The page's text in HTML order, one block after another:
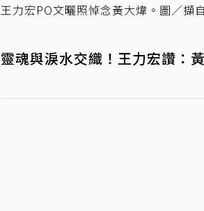
王力宏PO文曬照悼念黃大煒。圖／擷
靈魂與淚水交織！王力宏讚：